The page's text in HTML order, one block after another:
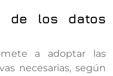
de los datos
a adoptar las
necesarias, según